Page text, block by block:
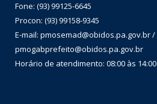
Fone: (93) 99125-6645
Procon: (93) 99158-9345
E-mail: pmosemad@obidos.pa.gov.br /
pmogabprefeito@obidos.pa.gov.br
Horário de atendimento: 08:00 às 14:00